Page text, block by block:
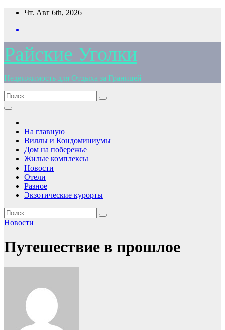
Перейти
содержимому
Чт. Авг 6th, 2026
Райские Уголки
Недвижимость для Отдыха за Границей
На главную
Виллы и Кондоминиумы
Дом на побережье
Жилые комплексы
Новости
Отели
Разное
Экзотические курорты
Новости
Путешествие в прошлое